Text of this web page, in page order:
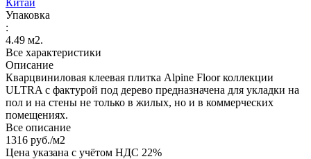
Упаковка
:
4.49 м2.
Все характеристики
Описание
Кварцвиниловая клеевая плитка Alpine Floor коллекции
ULTRA с фактурой под дерево предназначена для укладки на
пол и на стены не только в жилых, но и в коммерческих
помещениях.
Все описание
1316 руб./м2
Цена указана с учётом НДС 22%